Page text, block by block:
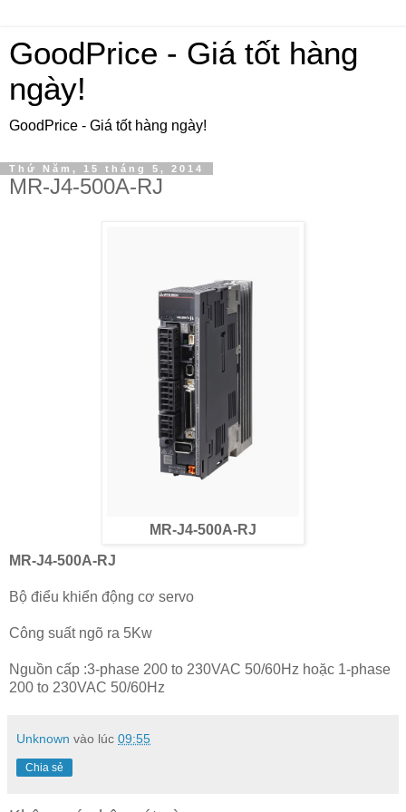
GoodPrice - Giá tốt hàng
ngày!
GoodPrice - Giá tốt hàng ngày!
Thứ Năm, 15 tháng 5, 2014
MR-J4-500A-RJ
MR-J4-500A-RJ
MR-J4-500A-RJ
Bộ điểu khiển động cơ servo
Công suất ngõ ra 5Kw
Nguồn cấp :3-phase 200 to 230VAC 50/60Hz hoặc 1-phase
200 to 230VAC 50/60Hz
Unknown vào lúc 09:55
Chia sẻ